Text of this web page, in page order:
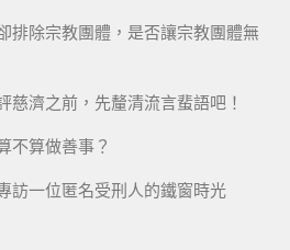
排除宗教團體，是否讓宗教團體無
慈濟之前，先釐清流言蜚語吧！
不算做善事？
訪一位匿名受刑人的鐵窗時光